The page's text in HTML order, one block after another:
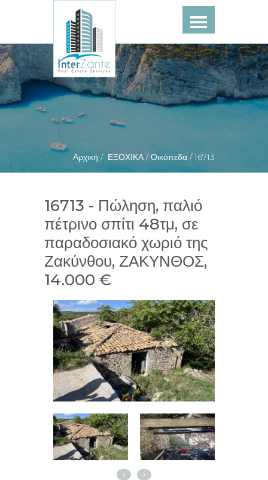
Αρχική / ΕΞΟΧΙΚΑ /Οικόπεδα /16713
16713 - Πώληση, παλιό
πέτρινο σπίτι 48τμ, σε
παραδοσιακό χωριό της
Ζακύνθου, ΖΑΚΥΝΘΟΣ,
14.000 €